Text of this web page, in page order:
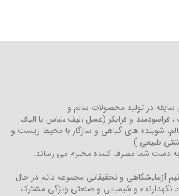
با حدود18 سال سابقه در تولید محصولات سالم و
فراسودمند و فرابکر (عسل ،لیف ،لباس با الیاف
شوینده های گیاهی و سازگار با محیط زیست و
طبیعی )
دست شما مصرف کننده محترم می رساند.
آزمایشگاهی و تحقیقاتی مجموعه دائم در حال
نگهدارنده و شیمیایی و صنعتی ویژگی مشترک